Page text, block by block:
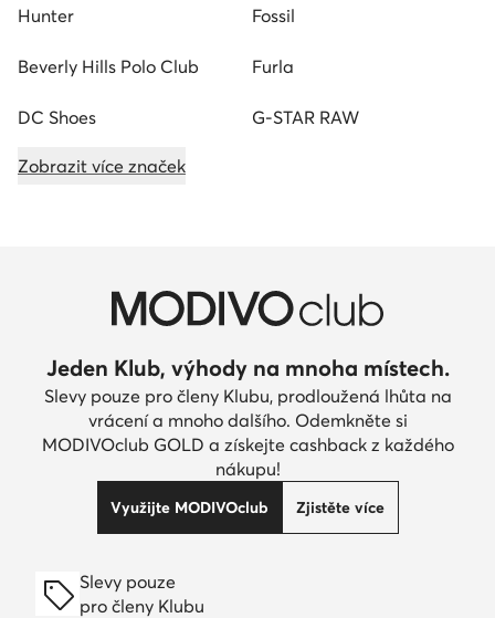
Hunter Fossil
Beverly Hills Polo Club Furla
DC Shoes G-STAR RAW
Zobrazit více značek
Jeden Klub, výhody na mnoha místech.
Slevy pouze pro členy Klubu, prodloužená lhůta na
vrácení a mnoho dalšího. Odemkněte si
MODIVOclub GOLD a získejte cashback z každého
nákupu!
Využijte MODIVOclub Zjistěte více
Slevy pouze
pro členy Klubu